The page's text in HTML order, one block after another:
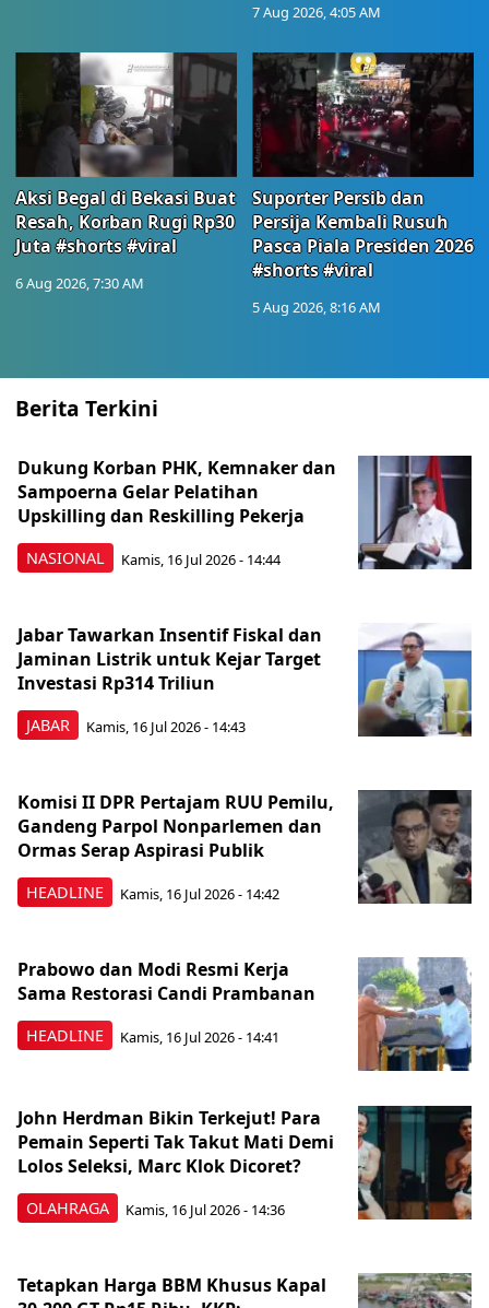
7 Aug 2026, 4:05 AM
Aksi Begal di Bekasi Buat
Resah, Korban Rugi Rp30
Juta #shorts #viral
6 Aug 2026, 7:30 AM
Suporter Persib dan
Persija Kembali Rusuh
Pasca Piala Presiden 2026
#shorts #viral
5 Aug 2026, 8:16 AM
Berita Terkini
NASIONAL
Dukung Korban PHK, Kemnaker dan
Sampoerna Gelar Pelatihan
Upskilling dan Reskilling Pekerja
Kamis, 16 Jul 2026 - 14:44
JABAR
Jabar Tawarkan Insentif Fiskal dan
Jaminan Listrik untuk Kejar Target
Investasi Rp314 Triliun
Kamis, 16 Jul 2026 - 14:43
HEADLINE
Komisi II DPR Pertajam RUU Pemilu,
Gandeng Parpol Nonparlemen dan
Ormas Serap Aspirasi Publik
Kamis, 16 Jul 2026 - 14:42
HEADLINE
Prabowo dan Modi Resmi Kerja
Sama Restorasi Candi Prambanan
Kamis, 16 Jul 2026 - 14:41
OLAHRAGA
John Herdman Bikin Terkejut! Para
Pemain Seperti Tak Takut Mati Demi
Lolos Seleksi, Marc Klok Dicoret?
Kamis, 16 Jul 2026 - 14:36
Tetapkan Harga BBM Khusus Kapal